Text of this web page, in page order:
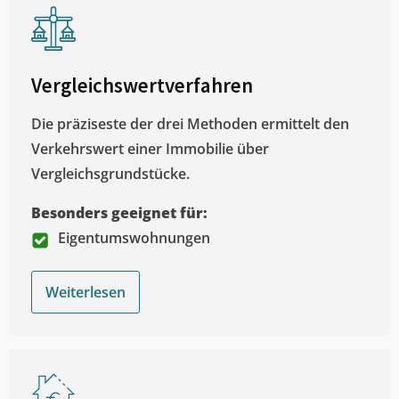
Vergleichswertverfahren
Die präziseste der drei Methoden ermittelt den
Verkehrswert einer Immobilie über
Vergleichsgrundstücke.
Besonders geeignet für:
Eigentumswohnungen
Weiterlesen